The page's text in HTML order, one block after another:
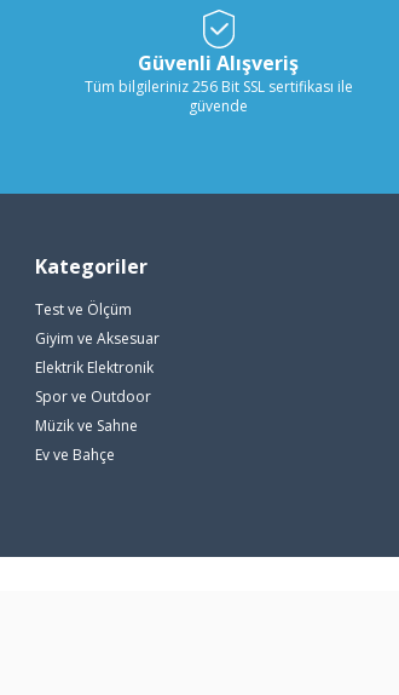
Güvenli Alışveriş
Tüm bilgileriniz 256 Bit SSL sertifikası ile
güvende
Kategoriler
Test ve Ölçüm
Giyim ve Aksesuar
Elektrik Elektronik
Spor ve Outdoor
Müzik ve Sahne
Ev ve Bahçe